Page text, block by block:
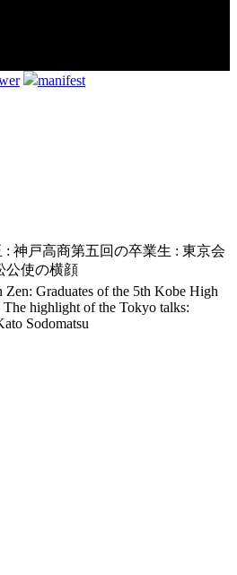
manifest
: 神戸高商第五回の卒業生 : 東京会
公使の横顔
Zen: Graduates of the 5th Kobe High
The highlight of the Tokyo talks:
Sodomatsu